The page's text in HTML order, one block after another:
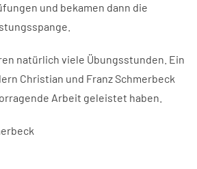
und bekamen dann die
natürlich viele Übungsstunden. Ein
Christian und Franz Schmerbeck
Arbeit geleistet haben.